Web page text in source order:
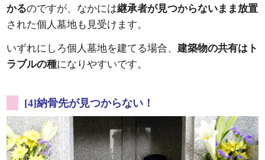
かるのですが、なかには継承者が見つからないまま放置
された個人墓地も見受けます。
いずれにしろ個人墓地を建てる場合、建築物の共有はト
ラブルの種になりやすいです。
[4]納骨先が見つからない！